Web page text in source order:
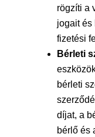
rögzíti a
jogait és
fizetési
Bérleti
bérleti
díjat, a
bérlő és